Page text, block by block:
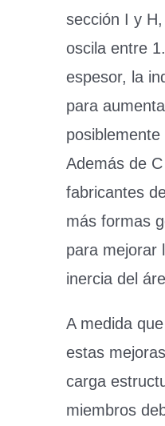
sección I y
oscila entre
espesor, la
para
Además de
fabricantes
más formas
para mejorar
inercia del
A medida
estas
carga
miembros